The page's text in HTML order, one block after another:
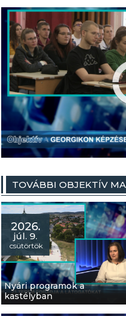
TOVÁBBI OBJEKTÍV
2026.
júl. 9.
csütörtök
Nyári programok a
kastélyban